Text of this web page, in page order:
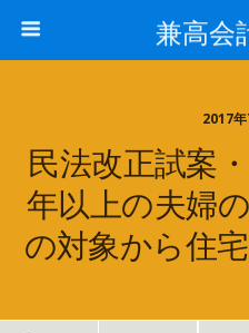
兼高会
2017
民法改正試案
年以上の夫婦
の対象から住